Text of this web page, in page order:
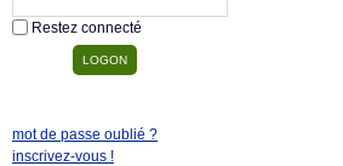
Restez connecté
mot de passe oublié ?
inscrivez-vous !